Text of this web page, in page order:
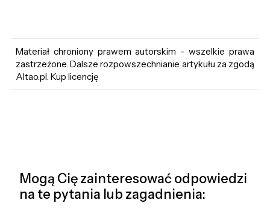
Materiał chroniony prawem autorskim - wszelkie prawa
zastrzeżone. Dalsze rozpowszechnianie artykułu za zgodą
Altao.pl. Kup licencję
Mogą Cię zainteresować odpowiedzi
na te pytania lub zagadnienia: